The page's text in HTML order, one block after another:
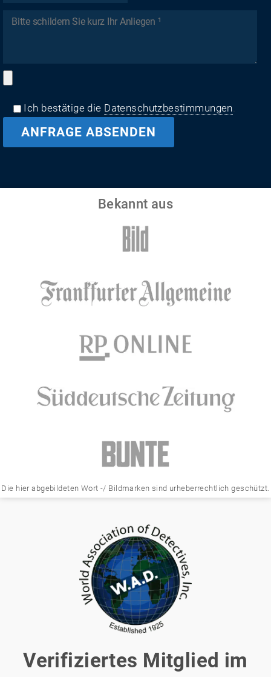
Ich bestätige die Datenschutzbestimmungen
Bekannt aus
Die hier abgebildeten Wort -/ Bildmarken sind urheberrechtlich geschützt.
Verifiziertes Mitglied im